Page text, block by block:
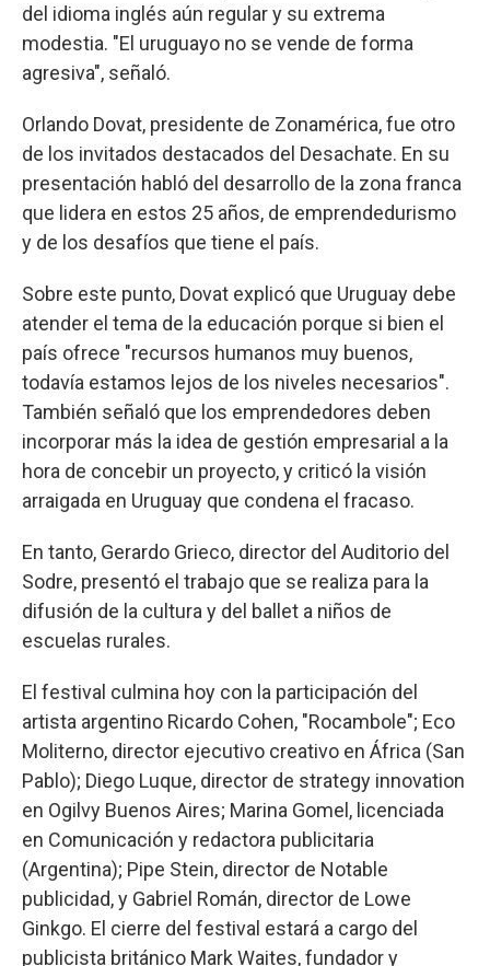
del idioma inglés aún regular y su extrema
modestia. "El uruguayo no se vende de forma
agresiva", señaló.
Orlando Dovat, presidente de Zonamérica, fue otro
de los invitados destacados del Desachate. En su
presentación habló del desarrollo de la zona franca
que lidera en estos 25 años, de emprendedurismo
y de los desafíos que tiene el país.
Sobre este punto, Dovat explicó que Uruguay debe
atender el tema de la educación porque si bien el
país ofrece "recursos humanos muy buenos,
todavía estamos lejos de los niveles necesarios".
También señaló que los emprendedores deben
incorporar más la idea de gestión empresarial a la
hora de concebir un proyecto, y criticó la visión
arraigada en Uruguay que condena el fracaso.
En tanto, Gerardo Grieco, director del Auditorio del
Sodre, presentó el trabajo que se realiza para la
difusión de la cultura y del ballet a niños de
escuelas rurales.
El festival culmina hoy con la participación del
artista argentino Ricardo Cohen, "Rocambole"; Eco
Moliterno, director ejecutivo creativo en África (San
Pablo); Diego Luque, director de strategy innovation
en Ogilvy Buenos Aires; Marina Gomel, licenciada
en Comunicación y redactora publicitaria
(Argentina); Pipe Stein, director de Notable
publicidad, y Gabriel Román, director de Lowe
Ginkgo. El cierre del festival estará a cargo del
publicista británico Mark Waites, fundador y